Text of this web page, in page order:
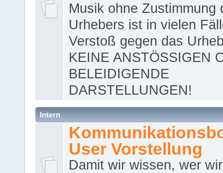
Musik ohne Zustimmung
Urhebers ist in vielen
Verstoß gegen das
KEINE ANSTÖSSIGEN
BELEIDIGENDE
DARSTELLUNGEN!
Intern
User Vorstellung
Damit wir wissen, wer